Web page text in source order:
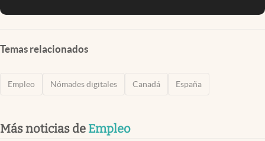
Temas relacionados
Empleo Nómades digitales Canadá España
Más noticias de Empleo